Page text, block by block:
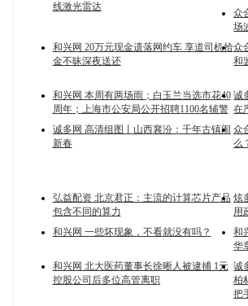
线激光雷达
众
场
和兴网 20万元现金遗落网约车 享道司机拾
金不昧深夜送还
众
和
和兴网 本周有两场雨；白玉兰当选市花40
周年；上海市公安局公开招聘1100名辅警
诚
在
诚多网 高清组图丨山西襄汾：千年古镇闹
新春
众
么
弘益配资 北京君正：主流的计算芯片产品
包含不同的算力
炫
用
和兴网 一些坏现象，不看就没有吗？
和
华
和兴网 北大医药董事长徐晰人被逮捕 1元
控股公司后多位高管离职
诚
柏
把